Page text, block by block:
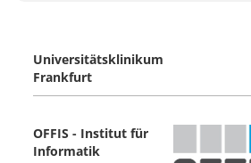
Universitätsklinikum
Frankfurt
OFFIS - Institut für
Informatik